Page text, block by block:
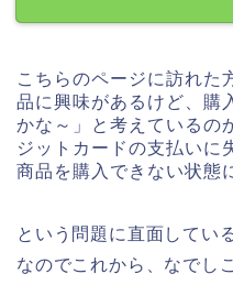
こちらのページに訪れた
品に興味があるけど、購
かな～」と考えているの
ジットカードの支払いに
商品を購入できない状態
という問題に直面してい
なのでこれから、なでし